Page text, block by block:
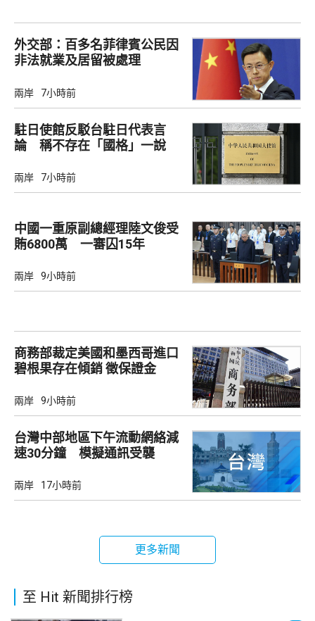
外交部：百多名菲律賓公民因
非法就業及居留被處理
兩岸 7小時前
駐日使館反駁台駐日代表言
論 稱不存在「國格」一說
兩岸 7小時前
中國一重原副總經理陸文俊受
賄6800萬 一審囚15年
兩岸 9小時前
商務部裁定美國和墨西哥進口
碧根果存在傾銷 徵保證金
兩岸 9小時前
台灣中部地區下午流動網絡減
速30分鐘 模擬通訊受襲
兩岸 17小時前
更多新聞
至 Hit 新聞排行榜